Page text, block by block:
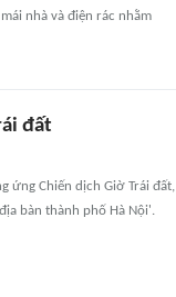
nhà và điện rác nhằm
đất
ứng Chiến dịch Giờ Trái đất,
bàn thành phố Hà Nội'.